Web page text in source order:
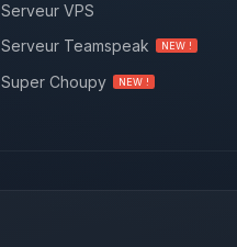
Serveur VPS
Serveur Teamspeak
NEW !
Super Choupy NEW !